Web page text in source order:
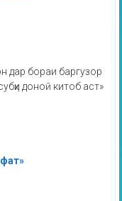
дар бораи баргузор
доноӣ китоб аст»